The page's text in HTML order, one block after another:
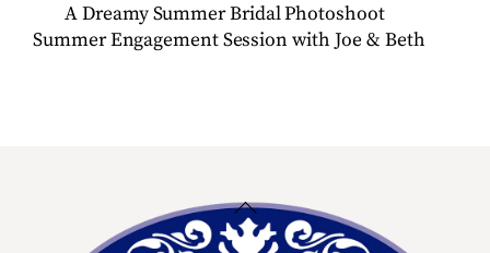
A Dreamy Summer Bridal Photoshoot
Summer Engagement Session with Joe & Beth
Back
To